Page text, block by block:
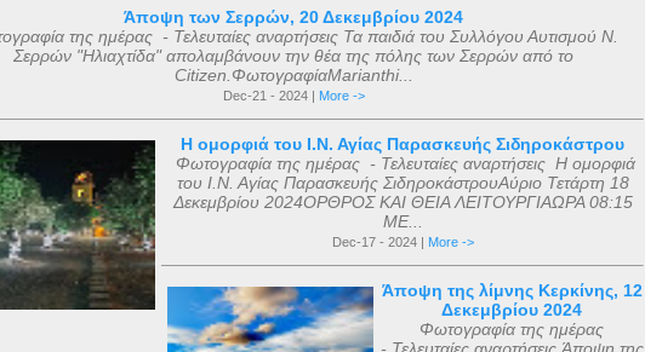
Άποψη των Σερρών, 20 Δεκεμβρίου 2024
της ημέρας - Τελευταίες αναρτήσεις Τα παιδιά του Συλλόγου Αυτισμού Ν.
Σερρών "Ηλιαχτίδα" απολαμβάνουν την θέα της πόλης των Σερρών από το
Citizen.ΦωτογραφίαMarianthi...
Dec-21 - 2024 | More ->
Η ομορφιά του Ι.Ν. Αγίας Παρασκευής Σιδηροκάστρου
Φωτογραφία της ημέρας - Τελευταίες αναρτήσεις Η ομορφιά
του Ι.Ν. Αγίας Παρασκευής ΣιδηροκάστρουΑύριο Τετάρτη 18
Δεκεμβρίου 2024ΟΡΘΡΟΣ ΚΑΙ ΘΕΙΑ ΛΕΙΤΟΥΡΓΙΑΩΡΑ 08:15
ΜΕ...
Dec-17 - 2024 | More ->
Άποψη της λίμνης Κερκίνης, 12
Δεκεμβρίου 2024
Φωτογραφία της ημέρας